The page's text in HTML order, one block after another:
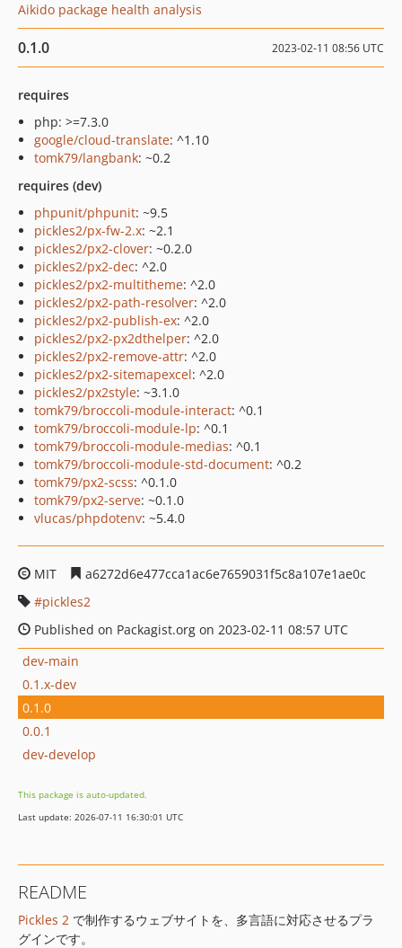
Aikido package health analysis
0.1.0 2023-02-11 08:56 UTC
requires
php: >=7.3.0
google/cloud-translate: ^1.10
tomk79/langbank: ~0.2
requires (dev)
phpunit/phpunit: ~9.5
pickles2/px-fw-2.x: ~2.1
pickles2/px2-clover: ~0.2.0
pickles2/px2-dec: ^2.0
pickles2/px2-multitheme: ^2.0
pickles2/px2-path-resolver: ^2.0
pickles2/px2-publish-ex: ^2.0
pickles2/px2-px2dthelper: ^2.0
pickles2/px2-remove-attr: ^2.0
pickles2/px2-sitemapexcel: ^2.0
pickles2/px2style: ~3.1.0
tomk79/broccoli-module-interact: ^0.1
tomk79/broccoli-module-lp: ^0.1
tomk79/broccoli-module-medias: ^0.1
tomk79/broccoli-module-std-document: ^0.2
tomk79/px2-scss: ^0.1.0
tomk79/px2-serve: ~0.1.0
vlucas/phpdotenv: ~5.4.0
MIT
a6272d6e477cca1ac6e7659031f5c8a107e1ae0c
pickles2
Published on Packagist.org on 2023-02-11 08:57 UTC
dev-main
0.1.x-dev
0.1.0
0.0.1
dev-develop
This package is auto-updated.
Last update: 2026-07-11 16:30:01 UTC
README
Pickles 2 で制作するウェブサイトを、多言語に対応させるプラ
グインです。